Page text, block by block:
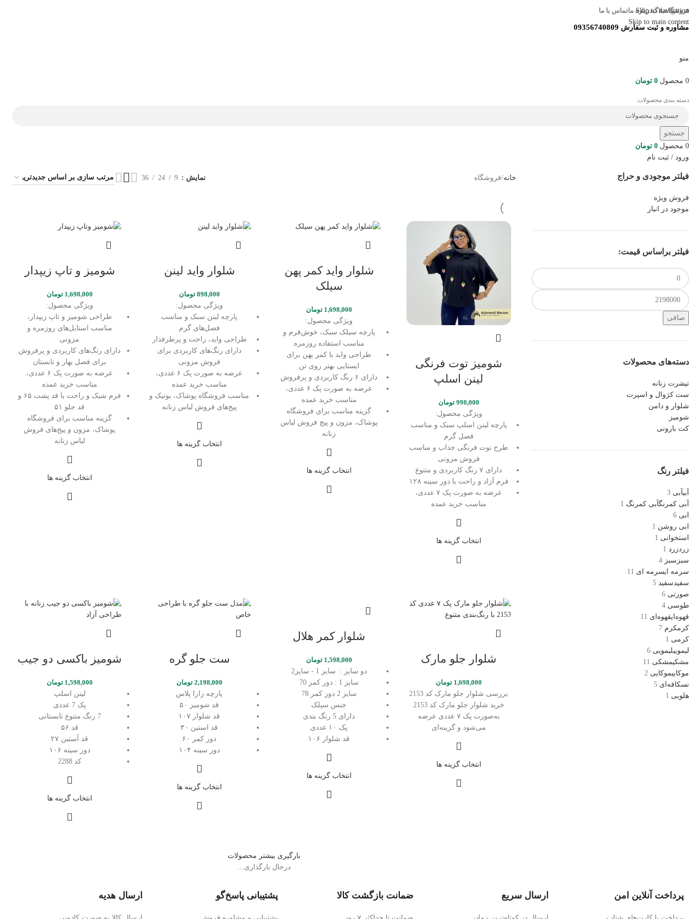
Skip to navigation
Skip to main content
فروشگاهبلاگدرباره ماتماس با ما
مشاوره و ثبت سفارش 09356740809
منو
0 محصول 0 تومان
دسته بندی محصولات
جستجو
0 محصول 0 تومان
ورود / ثبت نام
فیلتر موجودی و حراج
فروش ویژه
موجود در انبار
فیلتر براساس قیمت:
صافی
دسته‌های محصولات
تیشرت زنانه
ست کژوال و اسپرت
شلوار و دامن
شومیز
کت بارونی
فیلتر رنگ
آبیآبی 3
آبی کمرنگآبی کمرنگ 1
ابی 6
ابی روشن 1
استخوانی 1
زرد زرد 1
سبز سبز 4
سرمه ایسرمه ای 11
سفید سفید 5
صورتی 6
طوسی 4
قهوه‌ایقهوه‌ای 11
کرمکرم 7
کرمی 1
لیموییلیمویی 6
مشکیمشکی 11
موکاییموکایی 2
نسکافه‌ای 5
هلویی 1
خانه فروشگاه نمایش 9
24
36
شومیز توت فرنگی
لینن اسلپ
998,000 تومان
ویژگی محصول:
پارچه لینن اسلپ سبک و مناسب
فصل گرم
طرح توت فرنگی جذاب و مناسب
فروش مزونی
دارای ۷ رنگ کاربردی و متنوع
فرم آزاد و راحت با دور سینه ۱۲۸
عرضه به صورت پک ۷ عددی،
مناسب خرید عمده
انتخاب گزینه ها
شلوار واید کمر پهن
سیلک
1,698,000 تومان
ویژگی محصول:
پارچه سیلک سبک، خوش‌فرم و
مناسب استفاده روزمره
طراحی واید با کمر پهن برای
ایستایی بهتر روی تن
دارای ۶ رنگ کاربردی و پرفروش
عرضه به صورت پک ۶ عددی،
مناسب خرید عمده
گزینه مناسب برای فروشگاه
پوشاک، مزون و پیج فروش لباس
زنانه
انتخاب گزینه ها
شلوار واید لینن
898,000 تومان
ویژگی محصول:
پارچه لینن سبک و مناسب
فصل‌های گرم
طراحی واید، راحت و پرطرفدار
دارای رنگ‌های کاربردی برای
فروش مزونی
عرضه به صورت پک ۶ عددی،
مناسب خرید عمده
مناسب فروشگاه پوشاک، بوتیک و
پیج‌های فروش لباس زنانه
انتخاب گزینه ها
شومیز و‌ تاپ زیپدار
1,698,000 تومان
ویژگی محصول:
طراحی شومیز و تاپ زیپدار،
مناسب استایل‌های روزمره و
مزونی
دارای رنگ‌های کاربردی و پرفروش
برای فصل بهار و تابستان
عرضه به صورت پک ۶ عددی،
مناسب خرید عمده
فرم شیک و راحت با قد پشت ۶۵ و
قد جلو ۵۱
گزینه مناسب برای فروشگاه
پوشاک، مزون و پیج‌های فروش
لباس زنانه
انتخاب گزینه ها
شلوار جلو مارک
1,698,000 تومان
بررسی شلوار جلو مارک کد 2153
خرید شلوار جلو مارک کد 2153
به‌صورت پک ۷ عددی عرضه
می‌شود و گزینه‌ای
انتخاب گزینه ها
شلوار کمر هلال
1,598,000 تومان
دو سایز : سایز 1 - سایز2
سایز 1 : دور کمر 70
سایز 2 دور کمر 78
جنس سیلک
دارای 5 رنگ بندی
پک ۱۰ عددی
قد شلوار ۱۰۶
انتخاب گزینه ها
ست جلو گره
2,198,000 تومان
پارچه زارا پلاس
قد شومیز ۵۰
قد شلوار ۱۰۷
قد استین ۳۰
دور کمر ۶۰
دور سینه ۱۰۴
انتخاب گزینه ها
شومیز باکسی دو جیب
1,598,000 تومان
لینن اسلپ
پک 7 عددی
7 رنگ متنوع تابستانی
قد ۵۶
قد آستین ۲۷
دور سینه ۱۰۶
کد 2288
انتخاب گزینه ها
بارگیری بیشتر محصولات
درحال بارگذاری...
پرداخت آنلاین امن ارسال سریع ضمانت بازگشت کالا پشتیبانی پاسخ‌گو ارسال هدیه